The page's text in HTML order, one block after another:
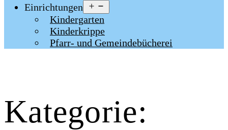
Einrichtungen
öffnen
Kindergarten
Kinderkrippe
Pfarr- und Gemeindebücherei
Kategorie: